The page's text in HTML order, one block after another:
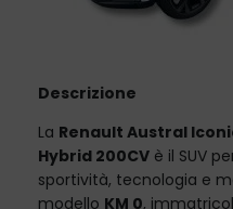
Descrizione
La Renault Austral
Hybrid 200CV è il SUV
sportività, tecnologia e
modello KM 0,